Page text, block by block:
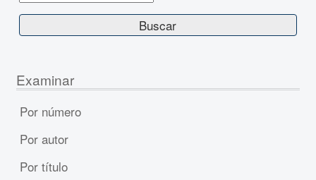
Examinar
Por número
Por autor
Por título